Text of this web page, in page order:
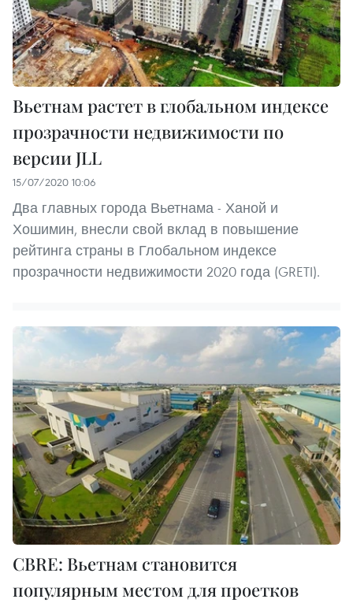
Вьетнам растет в глобальном индексе
прозрачности недвижимости по
версии JLL
15/07/2020 10:06
Два главных города Вьетнама - Ханой и
Хошимин, внесли свой вклад в повышение
рейтинга страны в Глобальном индексе
прозрачности недвижимости 2020 года (GRETI).
CBRE: Вьетнам становится
популярным местом для проетков